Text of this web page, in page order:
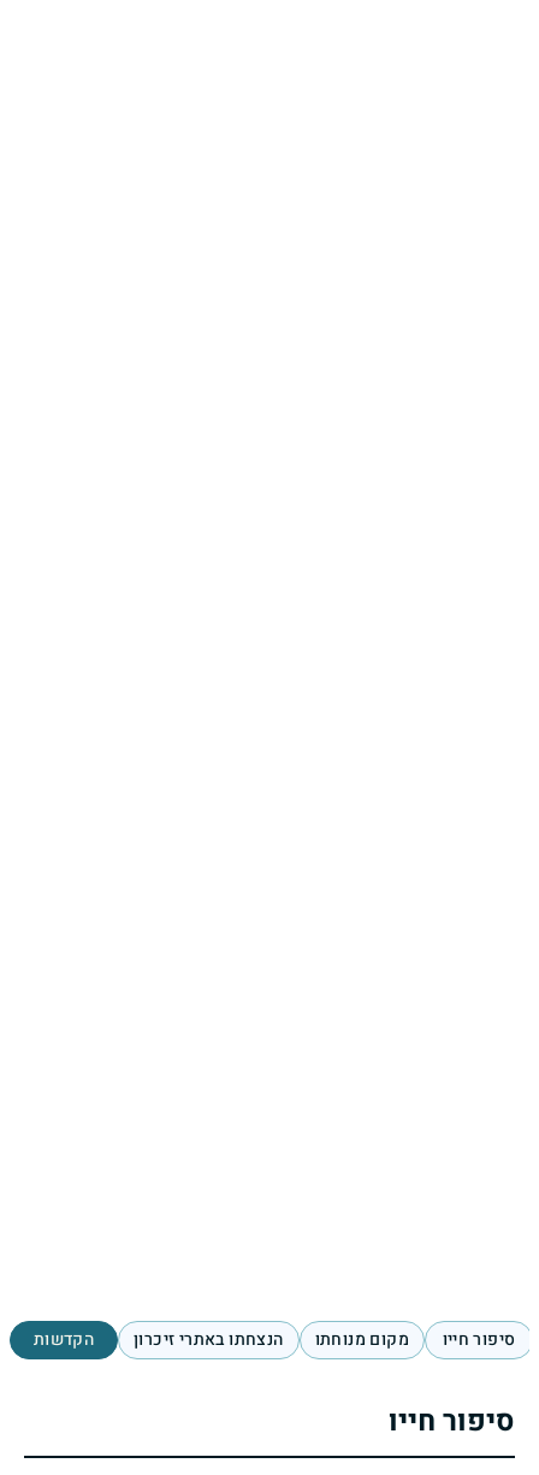
סיפור חייו מקום מנוחתו הנצחתו באתרי זיכרון הקדשות
סיפור חייו